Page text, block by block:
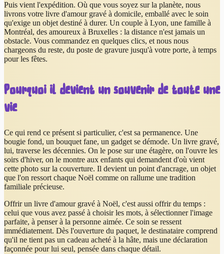
Puis vient l'expédition. Où que vous soyez sur la planète, nous
livrons votre livre d'amour gravé à domicile, emballé avec le soin
qu'exige un objet destiné à durer. Un couple à Lyon, une famille à
Montréal, des amoureux à Bruxelles : la distance n'est jamais un
obstacle. Vous commandez en quelques clics, et nous nous
chargeons du reste, du poste de gravure jusqu'à votre porte, à temps
pour les fêtes.
Pourquoi il devient un souvenir de toute une
vie
Ce qui rend ce présent si particulier, c'est sa permanence. Une
bougie fond, un bouquet fane, un gadget se démode. Un livre gravé,
lui, traverse les décennies. On le pose sur une étagère, on l'ouvre les
soirs d'hiver, on le montre aux enfants qui demandent d'où vient
cette photo sur la couverture. Il devient un point d'ancrage, un objet
que l'on ressort chaque Noël comme on rallume une tradition
familiale précieuse.
Offrir un livre d'amour gravé à Noël, c'est aussi offrir du temps :
celui que vous avez passé à choisir les mots, à sélectionner l'image
parfaite, à penser à la personne aimée. Ce soin se ressent
immédiatement. Dès l'ouverture du paquet, le destinataire comprend
qu'il ne tient pas un cadeau acheté à la hâte, mais une déclaration
façonnée pour lui seul, pensée dans chaque détail.